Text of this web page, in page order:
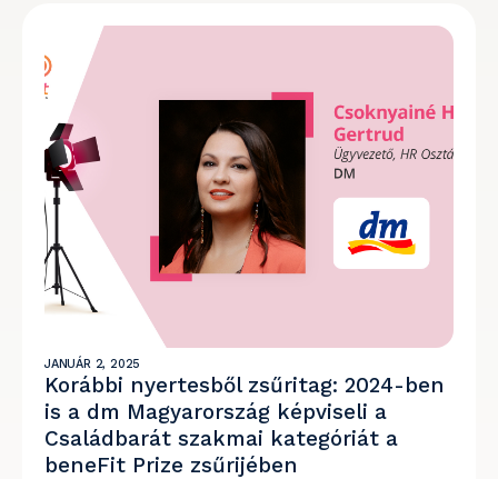
JANUÁR 2, 2025
Korábbi nyertesből zsűritag: 2024-ben
is a dm Magyarország képviseli a
Családbarát szakmai kategóriát a
beneFit Prize zsűrijében